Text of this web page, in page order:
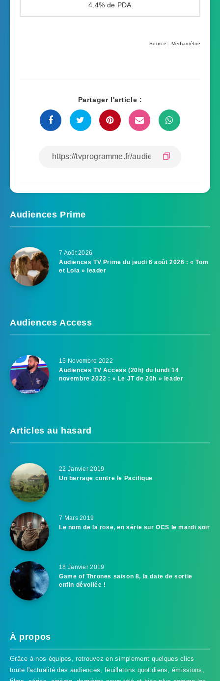
4.4%
Source : Médiamétrie
Partager l'article :
Audiences Prime
7 Août 2026
Audiences TV Prime du jeudi 6 août 2026 : « Tom
et Lola » leader
Audiences Access
15 Novembre 2022
Audiences TV Access (20h) du lundi 14
novembre 2022 : « Le JT de 20h » leader
Articles au hasard
22 Janvier 2019
Un barrage contre le Pacifique
7 Mars 2019
Le nom de la rose, en série sur OCS le mardi soir
18 Janvier 2019
Game of Thrones saison 8, la date de sortie
enfin dévoilée !
À propos
Grâce à nos équipes, retrouvez en simplement quelques clics
toute l'actualité des audiences, feuilletons quotidiens, émissions,